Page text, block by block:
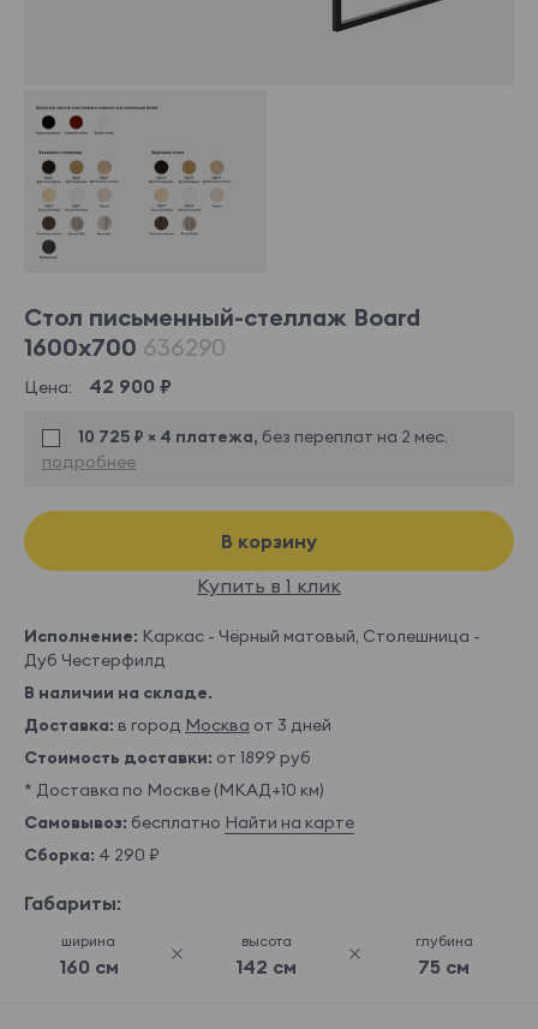
Стол письменный-стеллаж Board
1600х700 636290
Цена: 42 900 ₽
10 725 ₽ × 4 платежа, без переплат на 2 мес.
подробнее
В корзину
Купить в 1 клик
Исполнение: Каркас - Чёрный матовый, Столешница -
Дуб Честерфилд
В наличии на складе.
Доставка: в город Москва от 3 дней
Стоимость доставки: от 1899 руб
* Доставка по Москве (МКАД+10 км)
Самовывоз: бесплатно Найти на карте
Сборка: 4 290 ₽
Габариты:
ширина
160 см
высота
142 см
глубина
75 см